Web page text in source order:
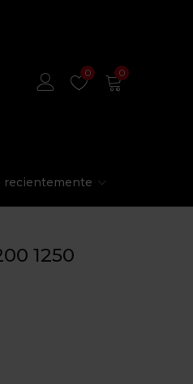
0 0
recientemente
1250